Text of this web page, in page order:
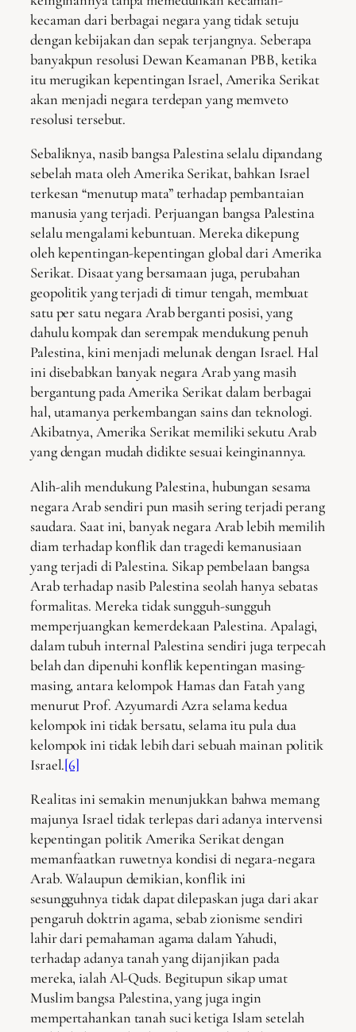
kecaman dari berbagai negara yang tidak setuju
dengan kebijakan dan sepak terjangnya. Seberapa
banyakpun resolusi Dewan Keamanan PBB, ketika
itu merugikan kepentingan Israel, Amerika Serikat
akan menjadi negara terdepan yang memveto
resolusi tersebut.
Sebaliknya, nasib bangsa Palestina selalu dipandang
sebelah mata oleh Amerika Serikat, bahkan Israel
terkesan “menutup mata” terhadap pembantaian
manusia yang terjadi. Perjuangan bangsa Palestina
selalu mengalami kebuntuan. Mereka dikepung
oleh kepentingan-kepentingan global dari Amerika
Serikat. Disaat yang bersamaan juga, perubahan
geopolitik yang terjadi di timur tengah, membuat
satu per satu negara Arab berganti posisi, yang
dahulu kompak dan serempak mendukung penuh
Palestina, kini menjadi melunak dengan Israel. Hal
ini disebabkan banyak negara Arab yang masih
bergantung pada Amerika Serikat dalam berbagai
hal, utamanya perkembangan sains dan teknologi.
Akibatnya, Amerika Serikat memiliki sekutu Arab
yang dengan mudah didikte sesuai keinginannya.
Alih-alih mendukung Palestina, hubungan sesama
negara Arab sendiri pun masih sering terjadi perang
saudara. Saat ini, banyak negara Arab lebih memilih
diam terhadap konflik dan tragedi kemanusiaan
yang terjadi di Palestina. Sikap pembelaan bangsa
Arab terhadap nasib Palestina seolah hanya sebatas
formalitas. Mereka tidak sungguh-sungguh
memperjuangkan kemerdekaan Palestina. Apalagi,
dalam tubuh internal Palestina sendiri juga terpecah
belah dan dipenuhi konflik kepentingan masing-
masing, antara kelompok Hamas dan Fatah yang
menurut Prof. Azyumardi Azra selama kedua
kelompok ini tidak bersatu, selama itu pula dua
kelompok ini tidak lebih dari sebuah mainan politik
Israel.[6]
Realitas ini semakin menunjukkan bahwa memang
majunya Israel tidak terlepas dari adanya intervensi
kepentingan politik Amerika Serikat dengan
memanfaatkan ruwetnya kondisi di negara-negara
Arab. Walaupun demikian, konflik ini
sesungguhnya tidak dapat dilepaskan juga dari akar
pengaruh doktrin agama, sebab zionisme sendiri
lahir dari pemahaman agama dalam Yahudi,
terhadap adanya tanah yang dijanjikan pada
mereka, ialah Al-Quds. Begitupun sikap umat
Muslim bangsa Palestina, yang juga ingin
mempertahankan tanah suci ketiga Islam setelah